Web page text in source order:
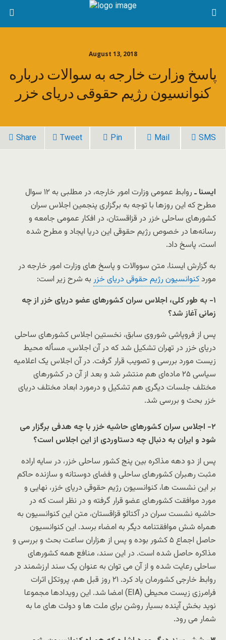
August 13, 2018
پاسخ وزارت‌ خارجه به سوالات درباره
کنوانسیون رژیم حقوقی دریای خزر
Share Tweet Pin Mail SMS
ایسنا ـ
روابط عمومی وزارت امور خارجه، در مطلبی به ۱۲ سوال
مطرح که این روزها با توجه به برگزاری پنجمین اجلاس سران
کشورهای ساحلی خزر در قزاقستان، در افکار عمومی جامعه و
رسانه‌ها در خصوص رژیم حقوقی این دریا ایجاد و مطرح شده
است، پاسخ داد.
به گزارش ایسنا، متن سووالات و پاسخ های وزارت امور خارجه در
موردکنوانسیون رژیم حقوقی دریای خزر به شرح زیر است:
۱- به طور کلی، اجلاس سران کشورهای عضو دریای خزر از چه
زمانی آغاز شد؟
پس از فروپاشی شوروی سابق، نخستین اجلاس کشورهای ساحلی
دریای خزر در تهران تشکیل شد که در آن اجلاس، مسأله محیط
زیست مورد بررسی و تصویب قرار گرفت. در آن اجلاس یک اعلامیه
سیاسی ۲۵ ماده‌ای هم منتشر شد و بعد از آن در کشورهای
مختلف جلسات دیگری هم تشکیل و درمورد ابعاد مختلف دریای
خزر بحث و بررسی شد.
۲- اجلاس سران کشورهای حاشیه خزر با چه هدفی برگزار می
شود و ایران به دنبال چه دستاوردی از این اجلاس است؟
پس از دو دهه مذاکره بین پنج کشور ساحلی خزر، در سایه اراده
مثبت رهبران کشورهای ساحلی و فضای دوستانه و سازنده حاکم
بر این نشست ها، کنوانسیون رژیم حقوقی دریای خزر، نهایی و
مورد موافقت کشورهای عضو قرار گرفته و در نظر است که در
حاشیه نشست سران در آکتائو قزاقستان، متن این کنوانسیون به
همراه شش موافقتنامه دیگر به امضاء برسد. این کنوانسیون
حاصل اجماع ۵ کشور بوده و پس از هزاران ساعت بحث و بررسی و
مذاکره حاصل شده است. در این سند، منافع همه کشورهای
ساحلی رعایت شده و از آن می توان به عنوان یک سند ارزشمند در
روابط خارجی کشورمان یاد کرد. ۲۱ روز قبل هم، پروتکل اثرات
فرامرزی زیست محیطی (EIA) امضا شد. این رویدادها مجموعا
نوید بخش آینده بسیار روشن برای ملت ها و دولت های ما به
شمار می رود.